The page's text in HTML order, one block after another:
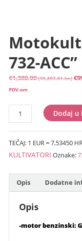
732-ACC”
€1,380.00 (10,397.61 kn)
je:
€
PDV-om
Motokultivator
“RURIS
732-
ACC”
količina
Dodaj u
TEČAJ: 1 EUR = 7,53450
KULTIVATORI Oznake:
Opis Dodatne
Opis
-motor benzinski: